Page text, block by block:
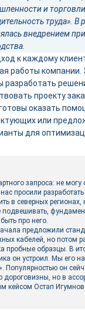
и
труда». В
внедрением
к каждому
работы компании.
проекту
оказать
или
для
запроса: не могу
просили
в северных регионах,
подвешивать,
про него.
предложили
кабелей, но потом
пробные образцы. В
он устроил. Мы его
Популярностью он
дороговизны, но в
кейсом Остап Игумнов.